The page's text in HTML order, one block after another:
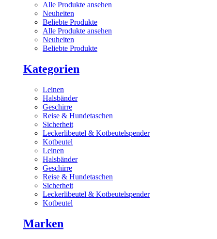
Alle Produkte ansehen
Neuheiten
Beliebte Produkte
Alle Produkte ansehen
Neuheiten
Beliebte Produkte
Kategorien
Leinen
Halsbänder
Geschirre
Reise & Hundetaschen
Sicherheit
Leckerlibeutel & Kotbeutelspender
Kotbeutel
Leinen
Halsbänder
Geschirre
Reise & Hundetaschen
Sicherheit
Leckerlibeutel & Kotbeutelspender
Kotbeutel
Marken